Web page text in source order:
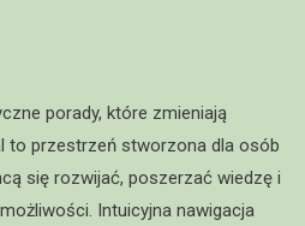
porady, które zmieniają
to przestrzeń stworzona dla osób
się rozwijać, poszerzać wiedzę i
Intuicyjna nawigacja